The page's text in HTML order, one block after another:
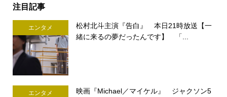
注目記事
エンタメ
松村北斗主演『告白』 本日21時放送【一
緒に来るの夢だったんです】 「...
エンタメ
映画『Michael／マイケル』 ジャクソン5